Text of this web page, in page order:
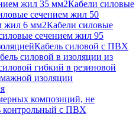
жил 35 мм2Кабели силовые
сечением жил 50
жил 6 мм2Кабели силовые
сечением жил 95
Кабель силовой с ПВХ
силовой в изоляции из
гибкий в резиновой
изоляции
композиций, не
контрольный с ПВХ